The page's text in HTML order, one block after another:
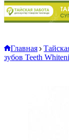
Главная
зубов Teeth